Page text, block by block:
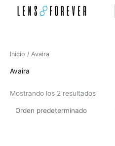
Inicio / Avaira
Avaira
Mostrando los 2 resultados